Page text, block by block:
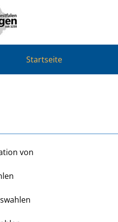
Startseite
von